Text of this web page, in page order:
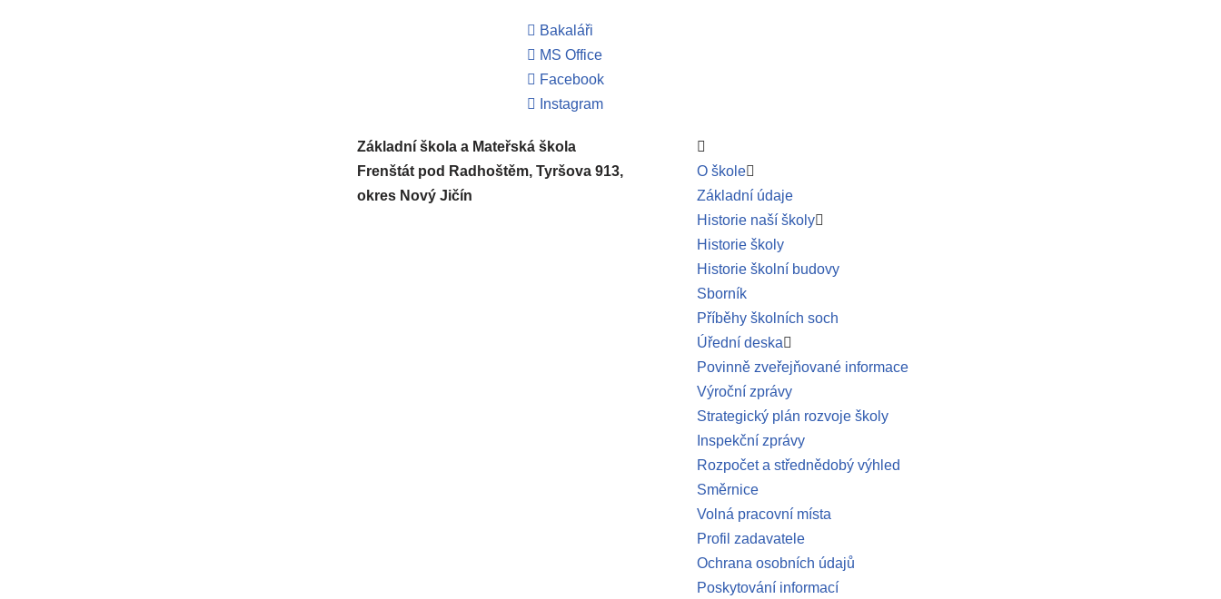
Bakaláři
MS Office
Facebook
Instagram
Základní škola a Mateřská škola
Frenštát pod Radhoštěm, Tyršova 913,
okres Nový Jičín
O škole
Základní údaje
Historie naší školy
Historie školy
Historie školní budovy
Sborník
Příběhy školních soch
Úřední deska
Povinně zveřejňované informace
Výroční zprávy
Strategický plán rozvoje školy
Inspekční zprávy
Rozpočet a střednědobý výhled
Směrnice
Volná pracovní místa
Profil zadavatele
Ochrana osobních údajů
Poskytování informací